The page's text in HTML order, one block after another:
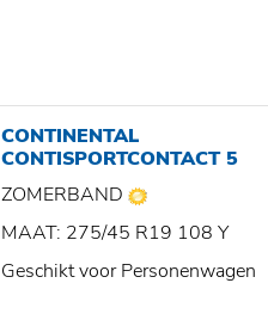
CONTINENTAL
CONTISPORTCONTACT 5
ZOMERBAND
MAAT: 275/45 R19 108 Y
Geschikt voor Personenwagen